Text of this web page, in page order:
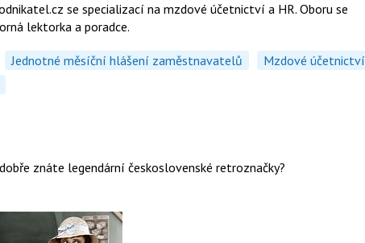
se specializací na mzdové účetnictví a HR. Oboru se
lektorka a poradce.
Jednotné měsíční hlášení zaměstnavatelů
Mzdové účetnictví
znáte legendární československé retroznačky?